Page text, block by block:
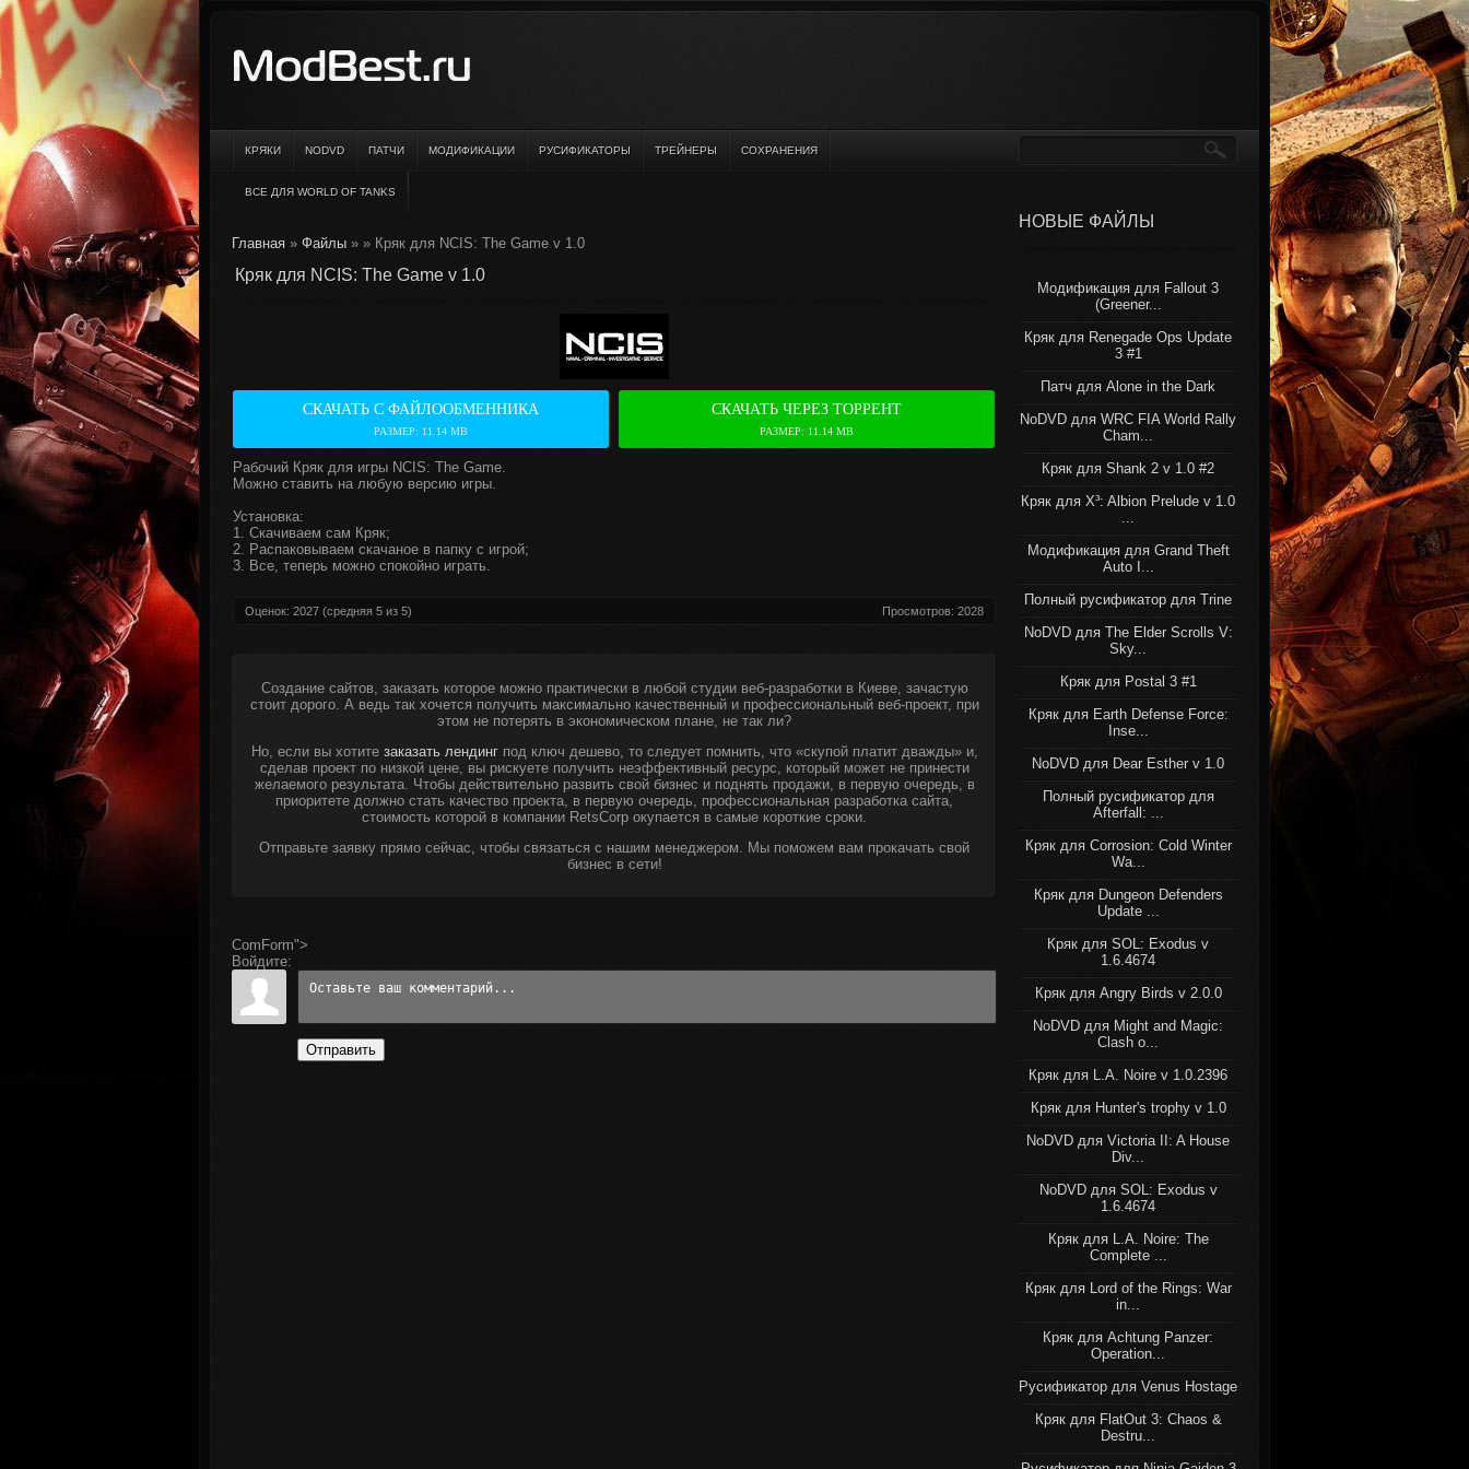
КРЯКИ NODVD ПАТЧИ МОДИФИКАЦИИ РУСИФИКАТОРЫ ТРЕЙНЕРЫ СОХРАНЕНИЯ
ВСЕ ДЛЯ WORLD OF TANKS
НОВЫЕ ФАЙЛЫ
Модификация для Fallout 3
(Greener...
Кряк для Renegade Ops Update
3 #1
Патч для Alone in the Dark
NoDVD для WRC FIA World Rally
Cham...
Кряк для Shank 2 v 1.0 #2
Кряк для X³: Albion Prelude v 1.0
...
Модификация для Grand Theft
Auto I...
Полный русификатор для Trine
NoDVD для The Elder Scrolls V:
Sky...
Кряк для Postal 3 #1
Кряк для Earth Defense Force:
Inse...
NoDVD для Dear Esther v 1.0
Полный русификатор для
Afterfall: ...
Кряк для Corrosion: Cold Winter
Wa...
Кряк для Dungeon Defenders
Update ...
Кряк для SOL: Exodus v
1.6.4674
Кряк для Angry Birds v 2.0.0
NoDVD для Might and Magic:
Clash o...
Кряк для L.A. Noire v 1.0.2396
Кряк для Hunter's trophy v 1.0
NoDVD для Victoria II: A House
Div...
NoDVD для SOL: Exodus v
1.6.4674
Кряк для L.A. Noire: The
Complete ...
Кряк для Lord of the Rings: War
in...
Кряк для Achtung Panzer:
Operation...
Русификатор для Venus Hostage
Кряк для FlatOut 3: Chaos &
Destru...
Главная » Файлы » » Кряк для NCIS: The Game v 1.0
Кряк для NCIS: The Game v 1.0
СКАЧАТЬ С ФАЙЛООБМЕННИКА
РАЗМЕР: 11.14 MB
СКАЧАТЬ ЧЕРЕЗ ТОРРЕНТ
РАЗМЕР: 11.14 MB
Рабочий Кряк для игры NCIS: The Game.
Можно ставить на любую версию игры.
Установка:
1. Скачиваем сам Кряк;
2. Распаковываем скачаное в папку с игрой;
3. Все, теперь можно спокойно играть.
Просмотров: 2028
Оценок: 2027 (средняя 5 из 5)
Создание сайтов, заказать которое можно практически в любой студии веб-разработки в Киеве, зачастую
стоит дорого. А ведь так хочется получить максимально качественный и профессиональный веб-проект, при
этом не потерять в экономическом плане, не так ли?
Но, если вы хотите заказать лендингпод ключ дешево, то следует помнить, что «скупой платит дважды» и,
сделав проект по низкой цене, вы рискуете получить неэффективный ресурс, который может не принести
желаемого результата. Чтобы действительно развить свой бизнес и поднять продажи, в первую очередь, в
приоритете должно стать качество проекта, в первую очередь, профессиональная разработка сайта,
стоимость которой в компании RetsCorp окупается в самые короткие сроки.
Отправьте заявку прямо сейчас, чтобы связаться с нашим менеджером. Мы поможем вам прокачать свой
бизнес в сети!
ComForm">
Войдите:
Отправить